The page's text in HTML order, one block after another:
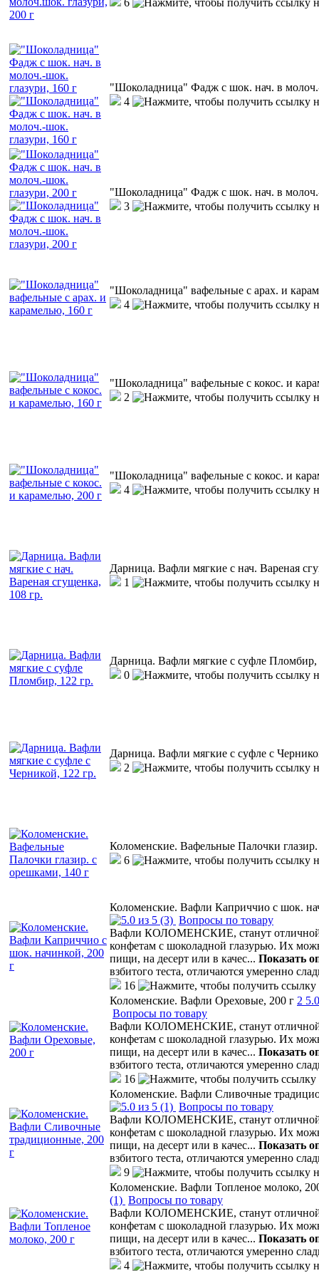
"Шоколадница" Фадж с шок. нач. в
4
"Шоколадница" Фадж с шок. нач. в
3
"Шоколадница" вафельные с арах. и
4
"Шоколадница" вафельные с кокос. и
2
"Шоколадница" вафельные с кокос. и
4
Дарница. Вафли мягкие с нач. Вареная
1
Дарница. Вафли мягкие с суфле Пломбир,
0
Дарница. Вафли мягкие с суфле с
2
Коломенские. Вафельные Палочки
6
Коломенские. Вафли Каприччио с шок.
(3) Вопросы по товару
Вафли КОЛОМЕНСКИЕ, станут отличной
конфетам с шоколадной глазурью. Их
пищи, на десерт или в качес... Показать
взбитого теста, отличаются умеренно
16
Коломенские. Вафли Ореховые, 200 г 2 5.0
Вопросы по товару
Вафли КОЛОМЕНСКИЕ, станут отличной
конфетам с шоколадной глазурью. Их
пищи, на десерт или в качес... Показать
взбитого теста, отличаются умеренно
16
Коломенские. Вафли Сливочные
(1) Вопросы по товару
Вафли КОЛОМЕНСКИЕ, станут отличной
конфетам с шоколадной глазурью. Их
пищи, на десерт или в качес... Показать
взбитого теста, отличаются умеренно
9
Коломенские. Вафли Топленое молоко,
(1) Вопросы по товару
Вафли КОЛОМЕНСКИЕ, станут отличной
конфетам с шоколадной глазурью. Их
пищи, на десерт или в качес... Показать
взбитого теста, отличаются умеренно
4